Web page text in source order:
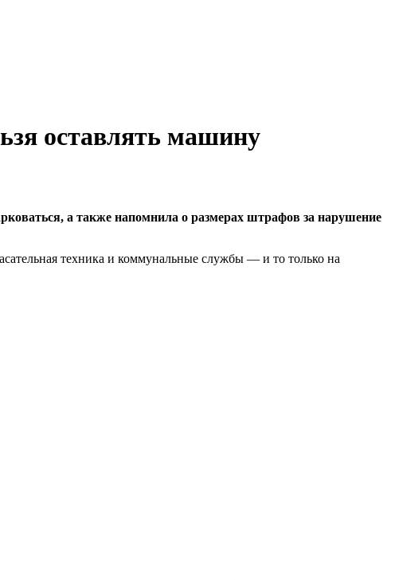
оставлять машину
а также напомнила о размерах штрафов за нарушение
техника и коммунальные службы — и то только на